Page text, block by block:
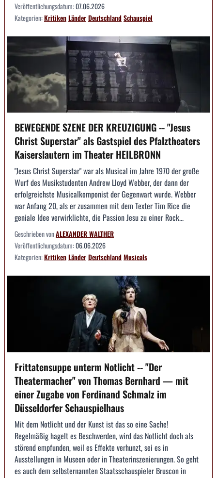
Veröffentlichungsdatum:07.06.2026
Kategorien:KritikenLänderDeutschlandSchauspiel
BEWEGENDE SZENE DER KREUZIGUNG -- "Jesus
Christ Superstar" als Gastspiel des Pfalztheaters
Kaiserslautern im Theater HEILBRONN
"Jesus Christ Superstar" war als Musical im Jahre 1970 der große
Wurf des Musikstudenten Andrew Lloyd Webber, der dann der
erfolgreichste Musicalkomponist der Gegenwart wurde. Webber
war Anfang 20, als er zusammen mit dem Texter Tim Rice die
geniale Idee verwirklichte, die Passion Jesu zu einer Rock...
Geschrieben vonALEXANDER WALTHER
Veröffentlichungsdatum:06.06.2026
Kategorien:KritikenLänderDeutschlandMusicals
Frittatensuppe unterm Notlicht -- "Der
Theatermacher" von Thomas Bernhard — mit
einer Zugabe von Ferdinand Schmalz im
Düsseldorfer Schauspielhaus
Mit dem Notlicht und der Kunst ist das so eine Sache!
Regelmäßig hagelt es Beschwerden, wird das Notlicht doch als
störend empfunden, weil es Effekte verhunzt, sei es in
Ausstellungen in Museen oder in Theaterinszenierungen. So geht
es auch dem selbsternannten Staatsschauspieler Bruscon in